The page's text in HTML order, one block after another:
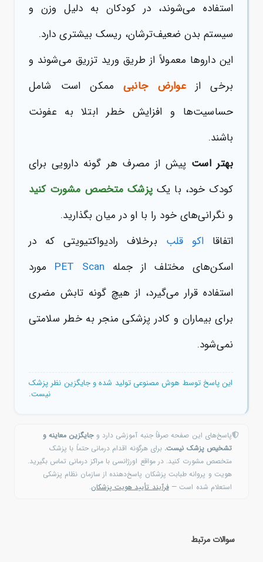
استفاده می‌شوند، در کودکان به دلیل وزن و
سیستم بدن ضعیف‌ترشان، ریسک بیشتری دارد.
این داروها معمولاً از طریق ورید تزریق می‌شوند و
برخی ازعوارض جانبیممکن است شامل
حساسیت‌ها و افزایش خطر ابتلا به عفونت
باشند.
بهتر است پیش از مصرف هر گونه دارویی برای
کودک خود، با یکپزشک متخصص مشورت کنید
و نگرانی‌های خود را با او در میان بگذارید.
اتفاقا اکو قلب برخلاف رادیواکتیویتی که در
اسکن‌های مختلف از جمله PET Scan مورد
استفاده قرار می‌گیرد، از هیچ گونه تابش مضری
برای بیماران و کادر پزشکی منجر به خطر سلامتی
نمی‌شود.
این پاسخ توسط هوش مصنوعی تولید شده و جایگزین نظر پزشک
نیست.
پاسخ‌های این صفحه صرفاً جنبه آموزشی دارد وجایگزین معاینه و
تشخیص پزشک نیست. برای هرگونه اقدام درمانی حتماً با پزشک
متخصص مشورت کنید. در مواقع اورژانسی با مراکز درمانی تماس بگیرید.
هویت و پروانه طبابت پزشکان پاسخ‌دهنده از سازمان نظام پزشکی
استعلام شده است —فرآیند تأیید هویت پزشکان.
سوالات مرتبط